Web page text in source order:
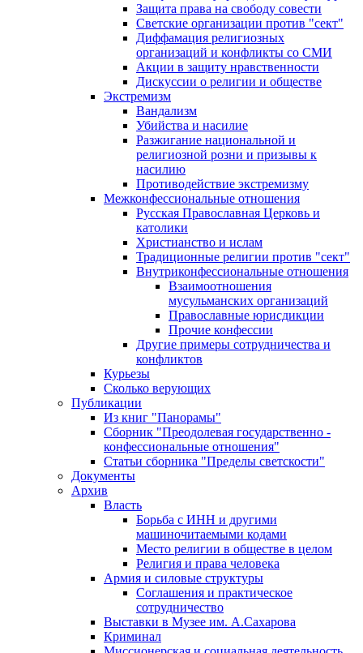
Защита права на свободу совести
Светские организации против "сект"
Диффамация религиозных
организаций и конфликты со СМИ
Акции в защиту нравственности
Дискуссии о религии и обществе
Экстремизм
Вандализм
Убийства и насилие
Разжигание национальной и
религиозной розни и призывы к
насилию
Противодействие экстремизму
Межконфессиональные отношения
Русская Православная Церковь и
католики
Христианство и ислам
Традиционные религии против "сект"
Внутриконфессиональные отношения
Взаимоотношения
мусульманских организаций
Православные юрисдикции
Прочие конфессии
Другие примеры сотрудничества и
конфликтов
Курьезы
Сколько верующих
Публикации
Из книг "Панорамы"
Сборник "Преодолевая государственно -
конфессиональные отношения"
Статьи сборника "Пределы светскости"
Документы
Архив
Власть
Борьба с ИНН и другими
машиночитаемыми кодами
Место религии в обществе в целом
Религия и права человека
Армия и силовые структуры
Соглашения и практическое
сотрудничество
Выставки в Музее им. А.Сахарова
Криминал